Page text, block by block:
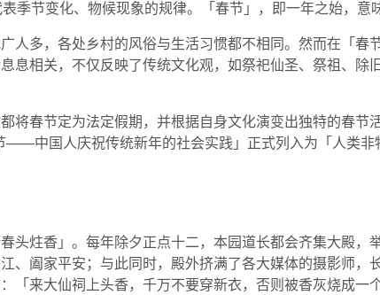
季节变化、物候现象的规律。「春节」，即一年之始，意
人多，各处乡村的风俗与生活习惯都不相同。然而在「春
息相关，不仅反映了传统文化观，如祭祀仙圣、祭祖、
将春节定为法定假期，并根据自身文化演变出独特的春节
中国人庆祝传统新年的社会实践」正式列入为「人类非
头炷香」。每年除夕正点十二，本园道长都会齐集大殿，
、阖家平安；与此同时，殿外挤满了各大媒体的摄影师，
「来大仙祠上头香，千万不要穿新衣，否则被香灰烧成一